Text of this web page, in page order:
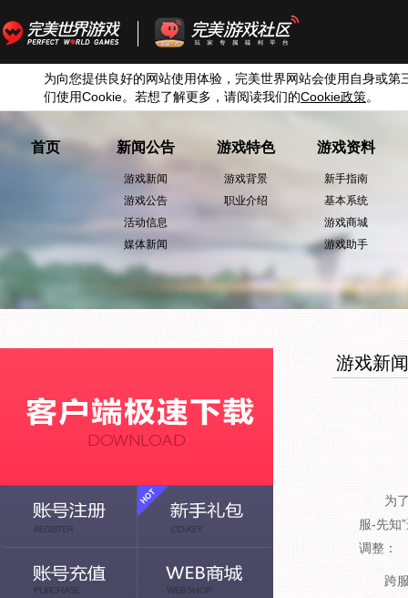
为向您提供良好的网站使用体验，完美世界网站会使用自身或第
们使用Cookie。若想了解更多，请阅读我们的Cookie政策。
首页 新闻公告
游戏新闻
游戏公告
活动信息
媒体新闻
游戏特色
游戏背景
职业介绍
游戏资料
新手指南
基本系统
游戏商城
游戏助手
游戏新闻
为了
服-先知
调整：
跨服